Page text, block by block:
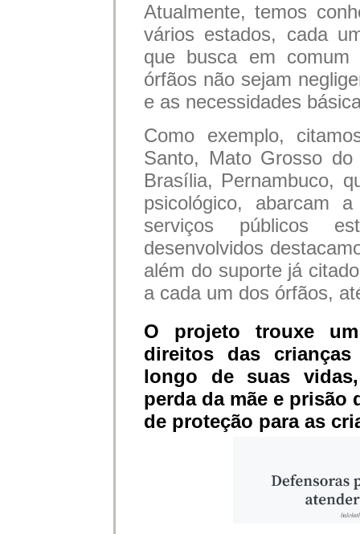
Atualmente, temos
vários estados, cada
que busca em
órfãos não sejam
e as necessidades
Como exemplo,
Santo, Mato Grosso
Brasília, Pernambuco,
psicológico, abarcam
serviços públicos
desenvolvidos
além do suporte já
a cada um dos órfãos,
O projeto trouxe
direitos das
longo de suas
perda da mãe e prisão
de proteção para as